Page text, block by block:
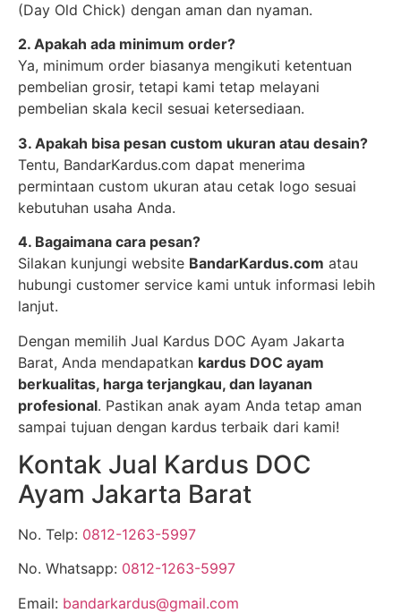
(Day Old Chick) dengan aman dan nyaman.
2. Apakah ada minimum order?
Ya, minimum order biasanya mengikuti ketentuan
pembelian grosir, tetapi kami tetap melayani
pembelian skala kecil sesuai ketersediaan.
3. Apakah bisa pesan custom ukuran atau desain?
Tentu, BandarKardus.com dapat menerima
permintaan custom ukuran atau cetak logo sesuai
kebutuhan usaha Anda.
4. Bagaimana cara pesan?
Silakan kunjungi website BandarKardus.com atau
hubungi customer service kami untuk informasi lebih
lanjut.
Dengan memilih Jual Kardus DOC Ayam Jakarta
Barat, Anda mendapatkan kardus DOC ayam
berkualitas, harga terjangkau, dan layanan
profesional. Pastikan anak ayam Anda tetap aman
sampai tujuan dengan kardus terbaik dari kami!
Kontak Jual Kardus DOC
Ayam Jakarta Barat
No. Telp: 0812-1263-5997
No. Whatsapp: 0812-1263-5997
Email: bandarkardus@gmail.com